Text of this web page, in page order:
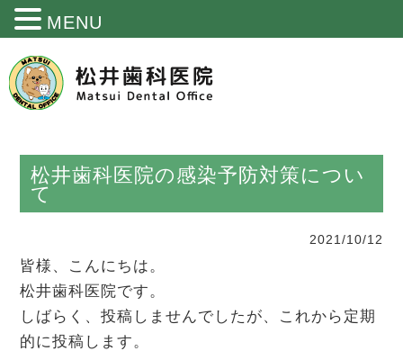
content
松井歯科医院の感染予防対策につい
て
2021/10/12
皆様、こんにちは。
松井歯科医院です。
しばらく、投稿しませんでしたが、これから定期
的に投稿します。
MENU